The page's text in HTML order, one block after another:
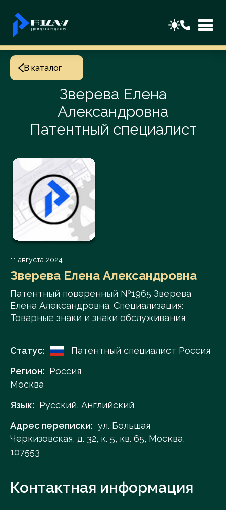
В каталог
Зверева Елена
Александровна
Патентный специалист
11 августа 2024
Зверева Елена Александровна
Патентный поверенный №1965 Зверева
Елена Александровна. Специализация:
Товарные знаки и знаки обслуживания
Статус:
Патентный специалист Россия
Регион: Россия
Москва
Язык: Русский, Английский
Адрес переписки: ул. Большая
Черкизовская, д. 32, к. 5, кв. 65, Москва,
107553
Контактная информация